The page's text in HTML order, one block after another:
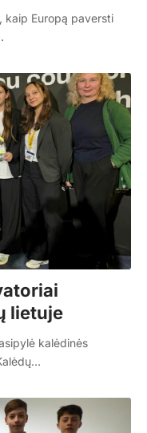
kaip Europą paversti
lietuje
kalėdinės